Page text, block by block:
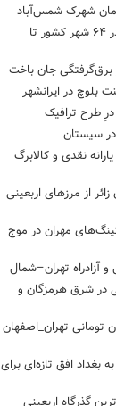
شهرک شمس‌آباد
اجرای پزشک خانواده در ۶۴ شهر کشور تا
برق‌گرفتگی جان باخت
در ایرانشهر
طرح ترافیک
نقدی و کالابرگ
۵ میلیون زائر از مرزهای اربعینی
پارکینگ‌های مهران در موج
آزادراه تهران–شمال
در شرق هرمزگان و
۲۱ میلیون تومانی تهران_اصفهان
بغداد افق تازه‌ای برای
گذرگاه اربعینی